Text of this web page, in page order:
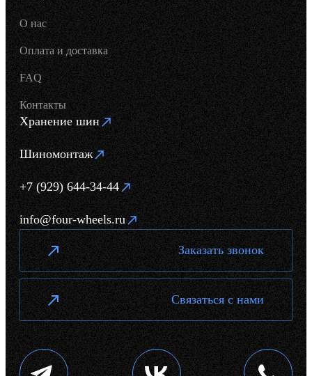
О нас
Оплата и доставка
FAQ
Контакты
Хранение шин
Шиномонтаж
+7 (929) 644-34-44
info@four-wheels.ru
Заказать звонок
Связаться с нами